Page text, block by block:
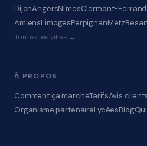
DijonAngersNîmesClermont-Ferrand
AmiensLimogesPerpignanMetz
Toutes les villes →
À PROPOS
Comment ça marcheTarifsAvis
Organisme partenaireLycéesBlog